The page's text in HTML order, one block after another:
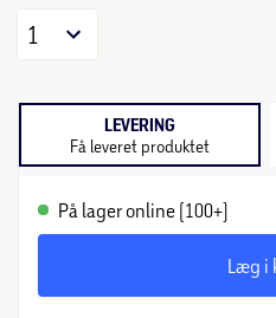
1
LEVERING
Få leveret produktet
På lager online (100+)
Læg i